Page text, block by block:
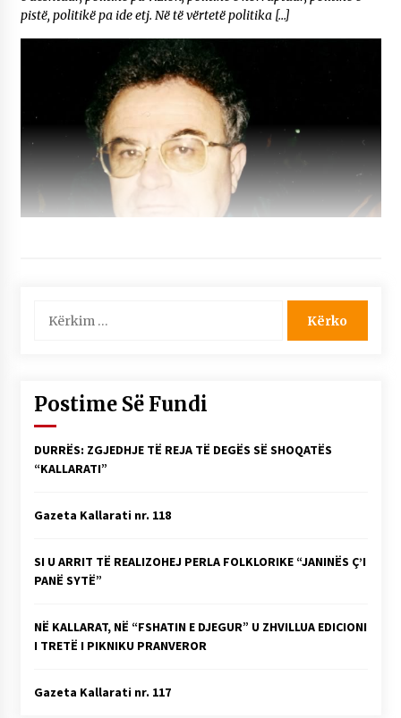
pistë, politikë pa ide etj. Në të vërtetë politika […]
për:
Postime Së Fundi
DURRËS: ZGJEDHJE TË REJA TË DEGËS SË SHOQATËS
“KALLARATI”
Gazeta Kallarati nr. 118
SI U ARRIT TË REALIZOHEJ PERLA FOLKLORIKE “JANINËS Ç’I
PANË SYTË”
NË KALLARAT, NË “FSHATIN E DJEGUR” U ZHVILLUA EDICIONI
I TRETË I PIKNIKU PRANVEROR
Gazeta Kallarati nr. 117